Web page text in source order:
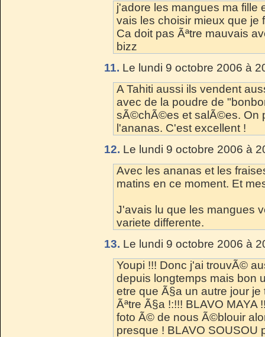
j'adore les mangues ma fille
vais les choisir mieux que je
Ca doit pas Ãªtre mauvais
bizz
11. Le lundi 9 octobre 2006 à
A Tahiti aussi ils vendent
avec de la poudre de
sÃ©chÃ©es et salÃ©es. On
l'ananas. C'est excellent !
12. Le lundi 9 octobre 2006 à
Avec les ananas et les
matins en ce moment. Et
J'avais lu que les mangues
variete differente.
13. Le lundi 9 octobre 2006 à
Youpi !!! Donc j'ai trouvÃ©
depuis longtemps mais bon
etre que Ã§a un autre jour
Ãªtre Ã§a !:!!! BLAVO
foto Ã© de nous Ã©blouir
presque ! BLAVO SOUSOU